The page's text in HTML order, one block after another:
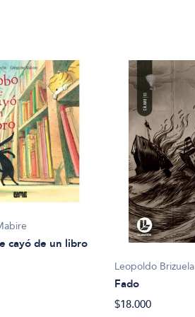
cayó de un libro
Leopoldo Brizuela
Fado
$18.000